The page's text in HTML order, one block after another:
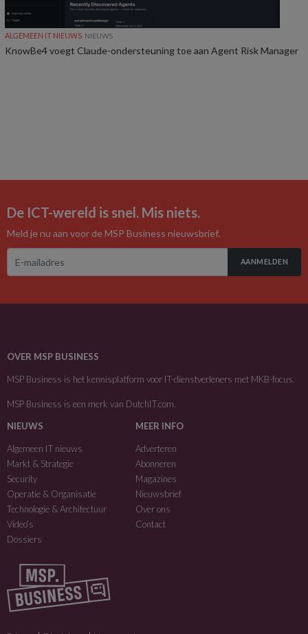
ALGEMEEN IT NIEUWS NIEUWS
KnowBe4 voegt Claude-ondersteuning toe aan Agent Risk Manager
De ICT-wereld is snel. Mis niets.
Meld je nu aan voor de MSP Business nieuwsbrief.
AANMELDEN
OVER MSP BUSINESS
MSP Business is het kennisplatform voor IT-dienstverleners met MKB-focus.
MSP Business is een merk van DutchIT.com.
NIEUWS
Algemeen IT nieuws
Markt & Strategie
Security
Operatie & Organisatie
Technologie & Architectuur
Video’s
Dossiers
MEER INFO
Adverteren
Abonneren
Magazines
Nieuwsbrief
Over ons
Contact